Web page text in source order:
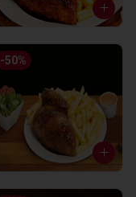
-50%